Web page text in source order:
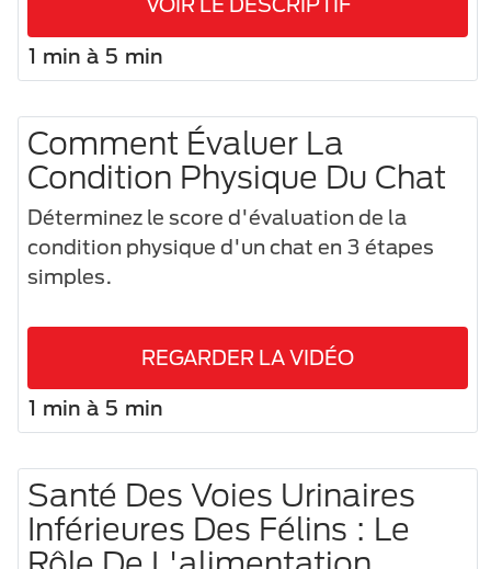
VOIR LE DESCRIPTIF
1 min à 5 min
Comment Évaluer La
Condition Physique Du Chat
Déterminez le score d'évaluation de la
condition physique d'un chat en 3 étapes
simples.
REGARDER LA VIDÉO
1 min à 5 min
Santé Des Voies Urinaires
Inférieures Des Félins : Le